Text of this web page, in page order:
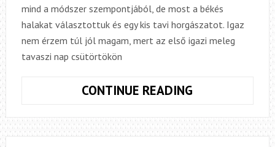
mind a módszer szempontjából, de most a békés
halakat választottuk és egy kis tavi horgászatot. Igaz
nem érzem túl jól magam, mert az első igazi meleg
tavaszi nap csütörtökön
CONTINUE READING
MÁSODIK
RÉSZ